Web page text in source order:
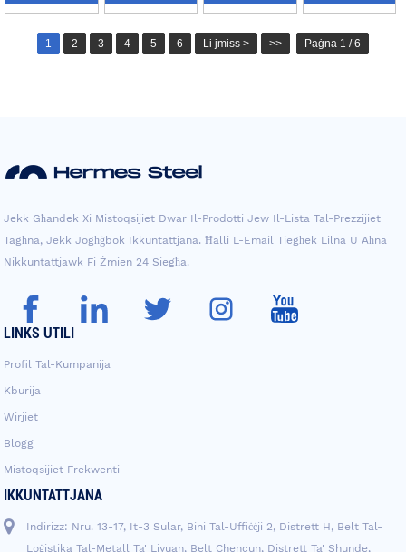
20...
inċiża...
1 2 3 4 5 6 Li jmiss > >> Paġna 1 / 6
Jekk Għandek Xi Mistoqsijiet Dwar Il-Prodotti Jew Il-Lista Tal-Prezzijiet
Tagħna, Jekk Jogħġbok Ikkuntattjana. Ħalli L-Email Tiegħek Lilna U Aħna
Nikkuntattjawk Fi Żmien 24 Siegħa.
LINKS UTILI
Profil Tal-Kumpanija
Kburija
Wirjiet
Blogg
Mistoqsijiet Frekwenti
IKKUNTATTJANA
Indirizz: Nru. 13-17, It-3 Sular, Bini Tal-Uffiċċji 2, Distrett H, Belt Tal-
Loġistika Tal-Metall Ta' Liyuan, Belt Chencun, Distrett Ta' Shunde,